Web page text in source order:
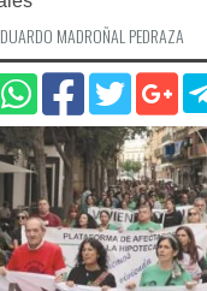
MADROÑAL PEDRAZA